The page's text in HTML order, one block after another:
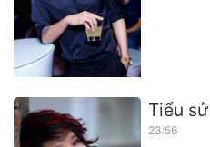
Tiểu
23:56